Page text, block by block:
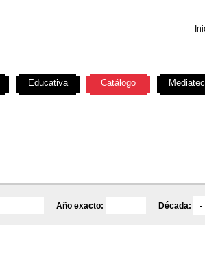
Año exacto: Década:
Educativa Catálogo